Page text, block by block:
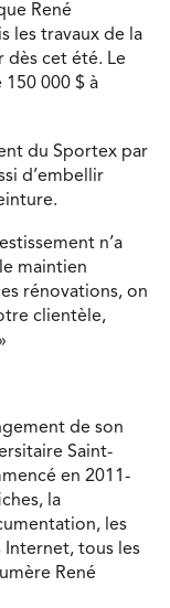
René
les travaux de la
dès cet été. Le
000 $ à
du Sportex par
d’embellir
n’a
maintien
rénovations, on
clientèle,
de son
Saint-
en 2011-
la
les
Internet, tous les
René